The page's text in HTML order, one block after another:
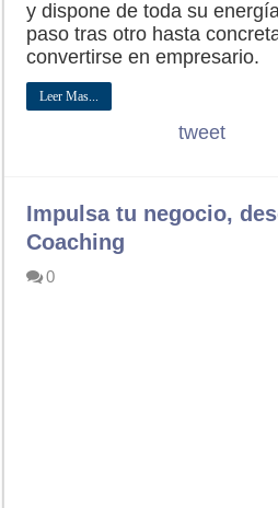
y dispone de toda su
paso tras otro hasta
convertirse en empresario.
Leer Mas...
tweet
Impulsa tu negocio,
Coaching
0